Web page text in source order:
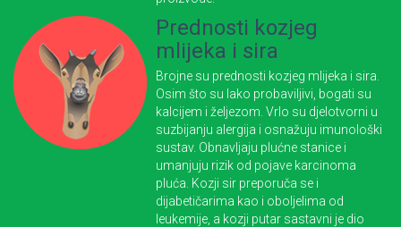
Prednosti kozjeg
mlijeka i sira
Brojne su prednosti kozjeg mlijeka i sira.
Osim što su lako probaviljivi, bogati su
kalcijem i željezom. Vrlo su djelotvorni u
suzbijanju alergija i osnažuju imunološki
sustav. Obnavljaju plućne stanice i
umanjuju rizik od pojave karcinoma
pluća. Kozji sir preporuča se i
dijabetičarima kao i oboljelima od
leukemije, a kozji putar sastavni je dio